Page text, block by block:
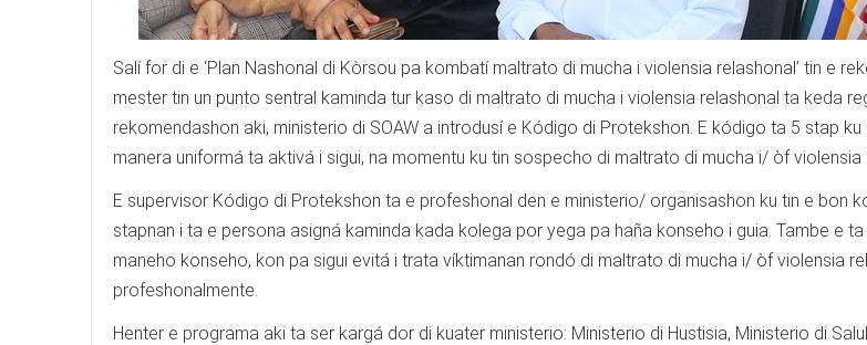
Salí for di e ‘Plan Nashonal di Kòrsou pa kombatí maltrato di mucha i violensia relashonal’ tin e
mester tin un punto sentral kaminda tur kaso di maltrato di mucha i violensia relashonal ta keda
rekomendashon aki, ministerio di SOAW a introdusí e Kódigo di Protekshon. E kódigo ta 5 stap
manera uniformá ta aktivá i sigui, na momentu ku tin sospecho di maltrato di mucha i/ òf violensia
E supervisor Kódigo di Protekshon ta e profeshonal den e ministerio/ organisashon ku tin e bon
stapnan i ta e persona asigná kaminda kada kolega por yega pa haña konseho i guia. Tambe e
maneho konseho, kon pa sigui evitá i trata víktimanan rondó di maltrato di mucha i/ òf violensia
profeshonalmente.
Henter e programa aki ta ser kargá dor di kuater ministerio: Ministerio di Hustisia, Ministerio di